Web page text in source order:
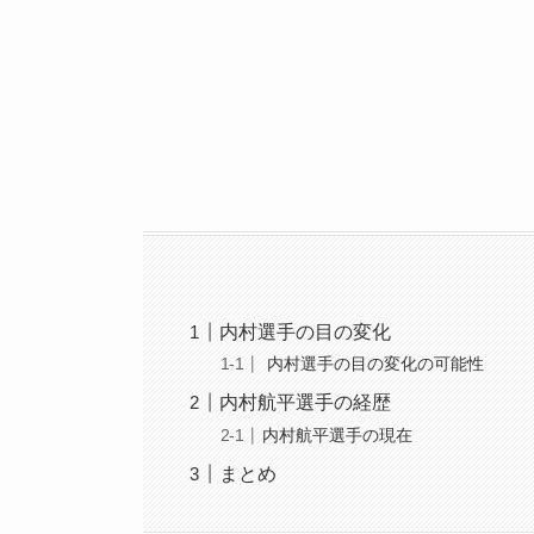
内村選手の目の変化
内村選手の目の変化の可能性
内村航平選手の経歴
内村航平選手の現在
まとめ